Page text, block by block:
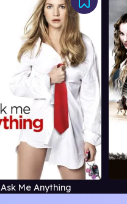
Ask Me Anything